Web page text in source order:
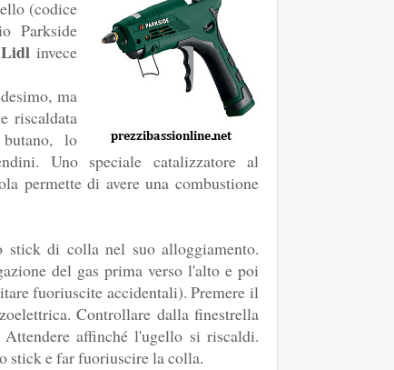
(codice
Parkside
Lidl invece
ma
riscaldata
lo
Uno speciale catalizzatore al
permette di avere una combustione
di colla nel suo alloggiamento.
del gas prima verso l'alto e poi
fuoriuscite accidentali). Premere il
Controllare dalla finestrella
affinché l'ugello si riscaldi.
stick e far fuoriuscire la colla.